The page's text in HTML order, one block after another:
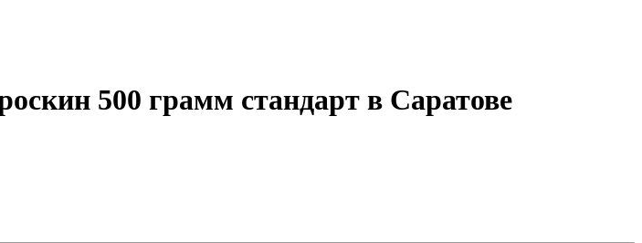
500 грамм стандарт в Саратове